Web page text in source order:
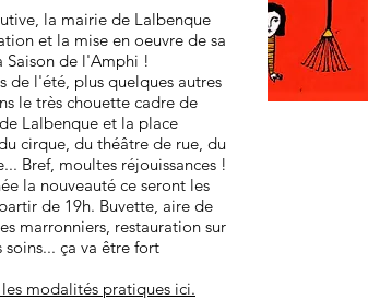
la mairie de Lalbenque
et la mise en oeuvre de sa
Saison de l'Amphi !
de l'été, plus quelques autres
le très chouette cadre de
Lalbenque et la place
cirque, du théâtre de rue, du
Bref, moultes réjouissances !
la nouveauté ce seront les
de 19h. Buvette, aire de
marronniers, restauration sur
ça va être fort
modalités pratiques ici.